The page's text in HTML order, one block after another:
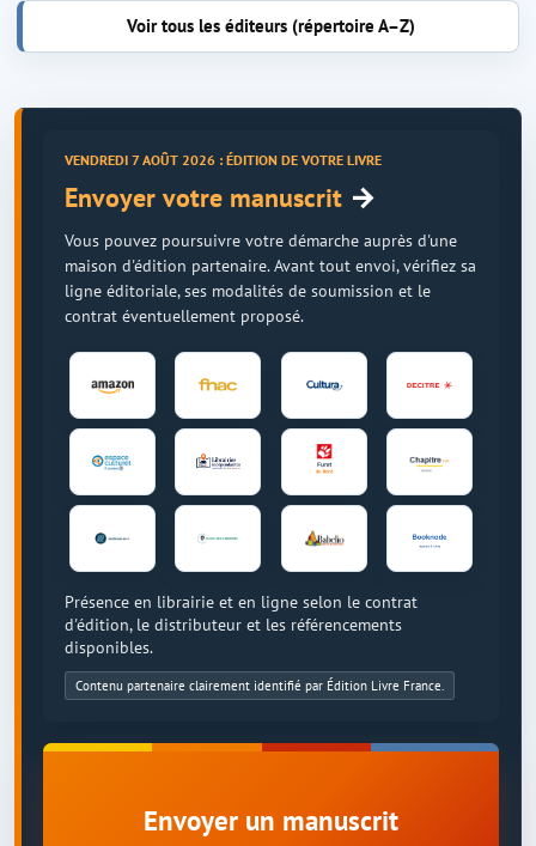
Voir tous les éditeurs (répertoire A–Z)
VENDREDI 7 AOÛT 2026 : ÉDITION DE VOTRE LIVRE
Envoyer votre manuscrit →
Vous pouvez poursuivre votre démarche auprès d'une
maison d'édition partenaire. Avant tout envoi, vérifiez sa
ligne éditoriale, ses modalités de soumission et le
contrat éventuellement proposé.
Présence en librairie et en ligne selon le contrat
d'édition, le distributeur et les référencements
disponibles.
Contenu partenaire clairement identifié par Édition Livre France.
Envoyer un manuscrit